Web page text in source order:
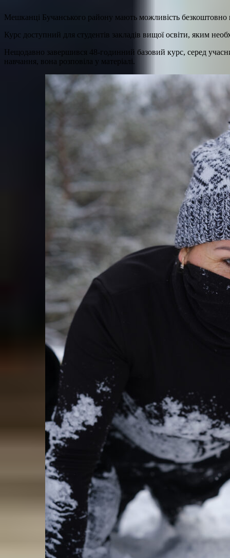
Мешканці Бучанського району мають можливість безкоштовно
Курс доступний для студентів закладів вищої освіти, яким
Нещодавно завершився 48-годинний базовий курс, серед
навчання, вона розповіла у матеріалі.